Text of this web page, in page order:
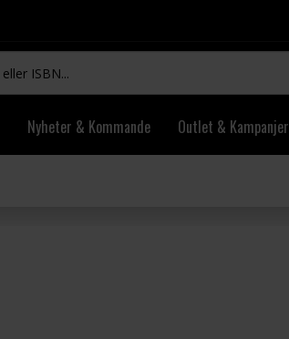
Nyheter & Kommande Outlet & Kampanjer